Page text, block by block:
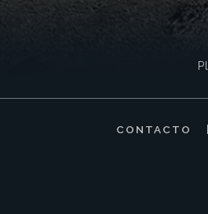
CONTACTO